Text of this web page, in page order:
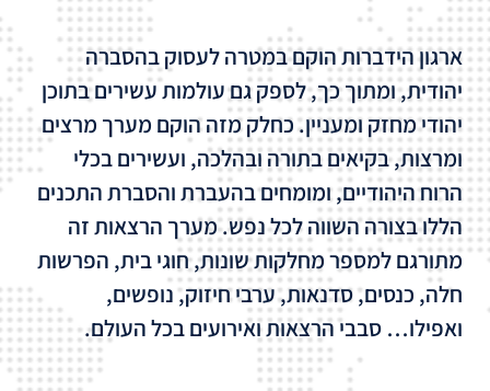
ארגון הידברות הוקם במטרה לעסוק בהסברה
יהודית, ומתוך כך, לספק גם עולמות עשירים בתוכן
יהודי מחזק ומעניין. כחלק מזה הוקם מערך מרצים
ומרצות, בקיאים בתורה ובהלכה, ועשירים בכלי
הרוח היהודיים, ומומחים בהעברת והסברת התכנים
הללו בצורה השווה לכל נפש.מערך הרצאות זה
מתורגם למספר מחלקות שונות, חוגי בית, הפרשות
חלה, כנסים, סדנאות, ערבי חיזוק, נופשים,
ואפילו… סבבי הרצאות ואירועים בכל העולם.